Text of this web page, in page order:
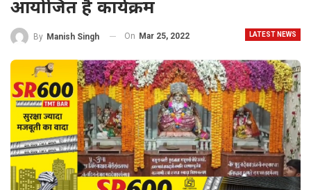
आयोजित है कार्यक्रम
LATEST NEWS
By Manish Singh On Mar 25, 2022